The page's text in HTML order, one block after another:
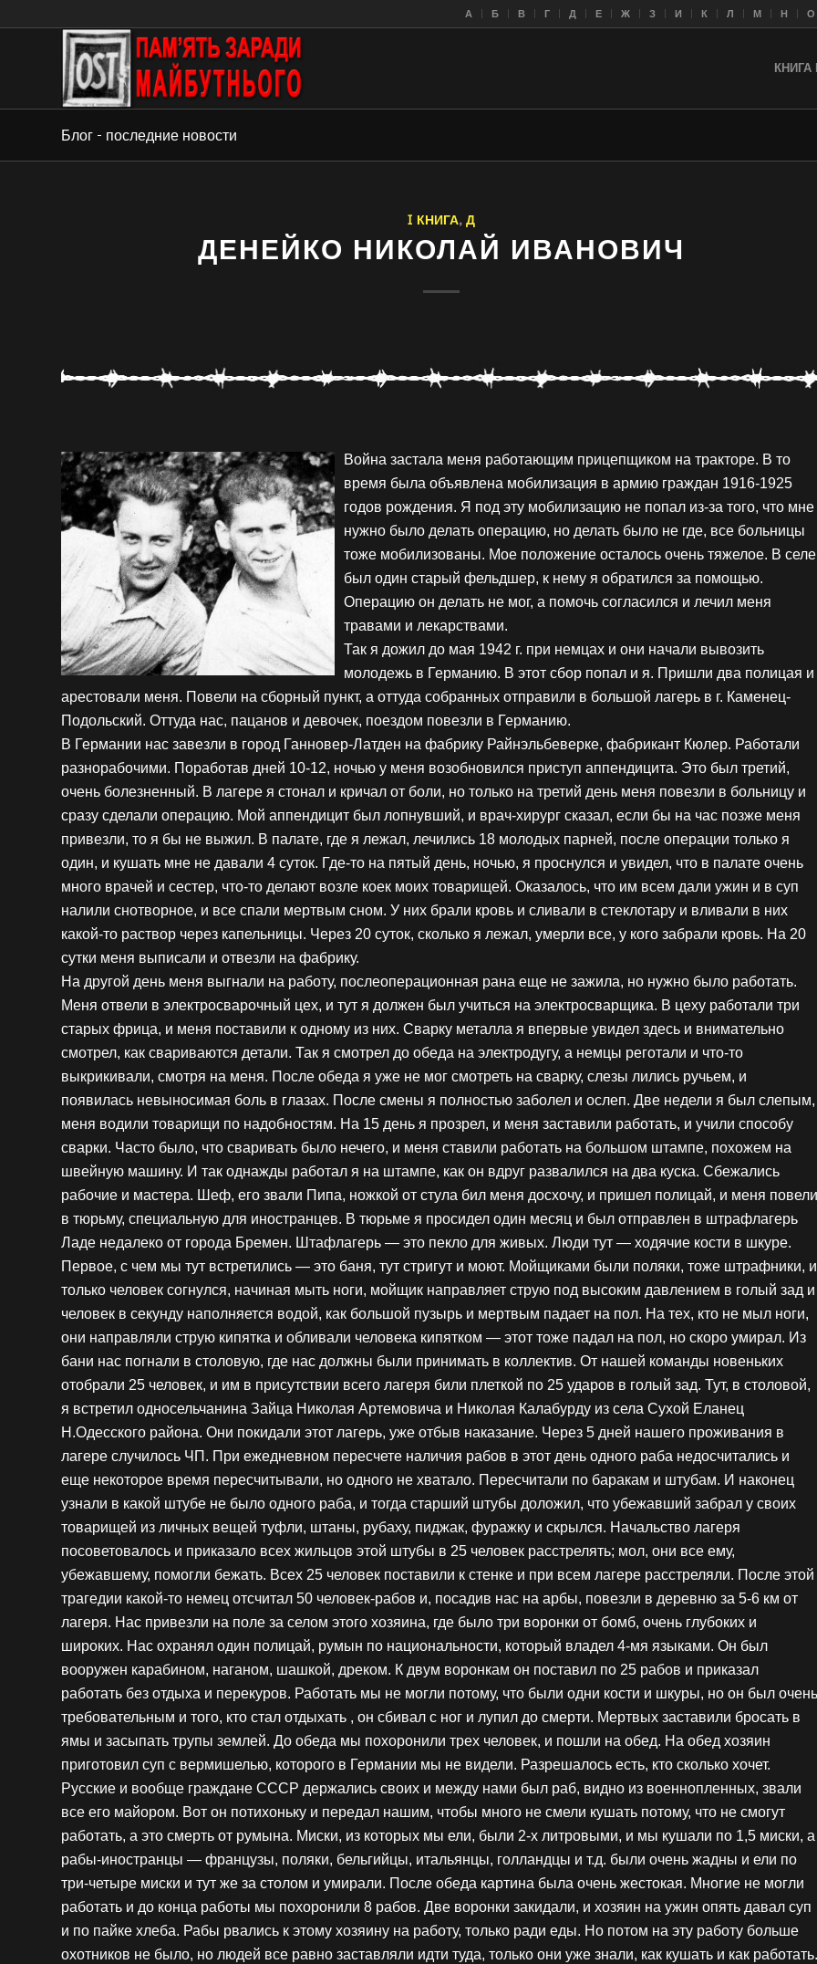
A Б В Г Д Е Ж З И К Л M Н О
КНИГА
Блог - последние новости
I КНИГА,Д
ДЕНЕЙКО НИКОЛАЙ ИВАНОВИЧ
Война застала меня работающим прицепщиком на тракторе. В то
время была объявлена мобилизация в армию граждан 1916-1925
годов рождения. Я под эту мобилизацию не попал из-за того, что мне
нужно было делать операцию, но делать было не где, все больницы
тоже мобилизованы. Мое положение осталось очень тяжелое. В селе
был один старый фельдшер, к нему я обратился за помощью.
Операцию он делать не мог, а помочь согласился и лечил меня
травами и лекарствами.
Так я дожил до мая 1942 г. при немцах и они начали вывозить
молодежь в Германию. В этот сбор попал и я. Пришли два полицая и
арестовали меня. Повели на сборный пункт, а оттуда собранных отправили в большой лагерь в г. Каменец-
Подольский. Оттуда нас, пацанов и девочек, поездом повезли в Германию.
В Германии нас завезли в город Ганновер-Латден на фабрику Райнэльбеверке, фабрикант Кюлер. Работали
разнорабочими. Поработав дней 10-12, ночью у меня возобновился приступ аппендицита. Это был третий,
очень болезненный. В лагере я стонал и кричал от боли, но только на третий день меня повезли в больницу и
сразу сделали операцию. Мой аппендицит был лопнувший, и врач-хирург сказал, если бы на час позже меня
привезли, то я бы не выжил. В палате, где я лежал, лечились 18 молодых парней, после операции только я
один, и кушать мне не давали 4 суток. Где-то на пятый день, ночью, я проснулся и увидел, что в палате очень
много врачей и сестер, что-то делают возле коек моих товарищей. Оказалось, что им всем дали ужин и в суп
налили снотворное, и все спали мертвым сном. У них брали кровь и сливали в стеклотару и вливали в них
какой-то раствор через капельницы. Через 20 суток, сколько я лежал, умерли все, у кого забрали кровь. На 20
сутки меня выписали и отвезли на фабрику.
На другой день меня выгнали на работу, послеоперационная рана еще не зажила, но нужно было работать.
Меня отвели в электросварочный цех, и тут я должен был учиться на электросварщика. В цеху работали три
старых фрица, и меня поставили к одному из них. Сварку металла я впервые увидел здесь и внимательно
смотрел, как свариваются детали. Так я смотрел до обеда на электродугу, а немцы реготали и что-то
выкрикивали, смотря на меня. После обеда я уже не мог смотреть на сварку, слезы лились ручьем, и
появилась невыносимая боль в глазах. После смены я полностью заболел и ослеп. Две недели я был слепым,
меня водили товарищи по надобностям. На 15 день я прозрел, и меня заставили работать, и учили способу
сварки. Часто было, что сваривать было нечего, и меня ставили работать на большом штампе, похожем на
швейную машину. И так однажды работал я на штампе, как он вдруг развалился на два куска. Сбежались
рабочие и мастера. Шеф, его звали Пипа, ножкой от стула бил меня досхочу, и пришел полицай, и меня повели
в тюрьму, специальную для иностранцев. В тюрьме я просидел один месяц и был отправлен в штрафлагерь
Ладе недалеко от города Бремен. Штафлагерь — это пекло для живых. Люди тут — ходячие кости в шкуре.
Первое, с чем мы тут встретились — это баня, тут стригут и моют. Мойщиками были поляки, тоже штрафники, и
только человек согнулся, начиная мыть ноги, мойщик направляет струю под высоким давлением в голый зад и
человек в секунду наполняется водой, как большой пузырь и мертвым падает на пол. На тех, кто не мыл ноги,
они направляли струю кипятка и обливали человека кипятком — этот тоже падал на пол, но скоро умирал. Из
бани нас погнали в столовую, где нас должны были принимать в коллектив. От нашей команды новеньких
отобрали 25 человек, и им в присутствии всего лагеря били плеткой по 25 ударов в голый зад. Тут, в столовой,
я встретил односельчанина Зайца Николая Артемовича и Николая Калабурду из села Сухой Еланец
Н.Одесского района. Они покидали этот лагерь, уже отбыв наказание. Через 5 дней нашего проживания в
лагере случилось ЧП. При ежедневном пересчете наличия рабов в этот день одного раба недосчитались и
еще некоторое время пересчитывали, но одного не хватало. Пересчитали по баракам и штубам. И наконец
узнали в какой штубе не было одного раба, и тогда старший штубы доложил, что убежавший забрал у своих
товарищей из личных вещей туфли, штаны, рубаху, пиджак, фуражку и скрылся. Начальство лагеря
посоветовалось и приказало всех жильцов этой штубы в 25 человек расстрелять; мол, они все ему,
убежавшему, помогли бежать. Всех 25 человек поставили к стенке и при всем лагере расстреляли. После этой
трагедии какой-то немец отсчитал 50 человек-рабов и, посадив нас на арбы, повезли в деревню за 5-6 км от
лагеря. Нас привезли на поле за селом этого хозяина, где было три воронки от бомб, очень глубоких и
широких. Нас охранял один полицай, румын по национальности, который владел 4-мя языками. Он был
вооружен карабином, наганом, шашкой, дреком. К двум воронкам он поставил по 25 рабов и приказал
работать без отдыха и перекуров. Работать мы не могли потому, что были одни кости и шкуры, но он был очень
требовательным и того, кто стал отдыхать , он сбивал с ног и лупил до смерти. Мертвых заставили бросать в
ямы и засыпать трупы землей. До обеда мы похоронили трех человек, и пошли на обед. На обед хозяин
приготовил суп с вермишелью, которого в Германии мы не видели. Разрешалось есть, кто сколько хочет.
Русские и вообще граждане СССР держались своих и между нами был раб, видно из военнопленных, звали
все его майором. Вот он потихоньку и передал нашим, чтобы много не смели кушать потому, что не смогут
работать, а это смерть от румына. Миски, из которых мы ели, были 2-х литровыми, и мы кушали по 1,5 миски, а
рабы-иностранцы — французы, поляки, бельгийцы, итальянцы, голландцы и т.д. были очень жадны и ели по
три-четыре миски и тут же за столом и умирали. После обеда картина была очень жестокая. Многие не могли
работать и до конца работы мы похоронили 8 рабов. Две воронки закидали, и хозяин на ужин опять давал суп
и по пайке хлеба. Рабы рвались к этому хозяину на работу, только ради еды. Но потом на эту работу больше
охотников не было, но людей все равно заставляли идти туда, только они уже знали, как кушать и как работать.